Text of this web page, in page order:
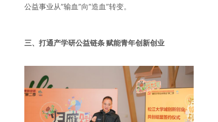
公益事业从”输血”向”造血”转变。
三、打通产学研公益链条 赋能青年创新创业